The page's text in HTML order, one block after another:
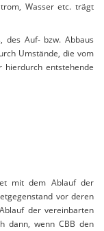
Wasser etc. trägt
des Auf- bzw. Abbaus
Umstände, die vom
entstehende
mit dem Ablauf der
vor deren
der vereinbarten
dann, wenn CBB den